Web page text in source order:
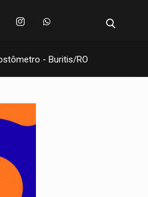
- Buritis/RO